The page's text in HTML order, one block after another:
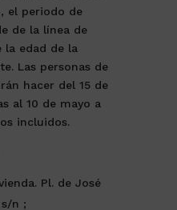
el periodo de
de la línea de
la edad de la
Las personas de
hacer del 15 de
al 10 de mayo a
incluidos.
Pl. de José
n ;